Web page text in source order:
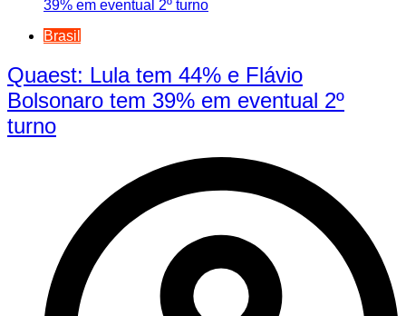
Brasil
Quaest: Lula tem 44% e Flávio
Bolsonaro tem 39% em eventual 2º
turno